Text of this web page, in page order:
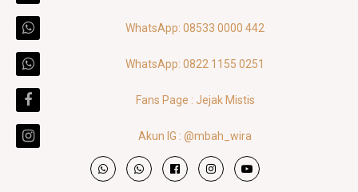
WhatsApp: 08533 0000 442
WhatsApp: 0822 1155 0251
Fans Page : Jejak Mistis
Akun IG : @mbah_wira